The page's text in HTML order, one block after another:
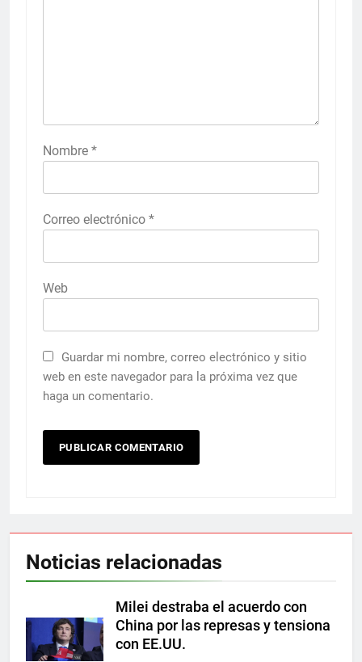
Nombre *
Correo electrónico *
Web
Guardar mi nombre, correo electrónico y sitio
web en este navegador para la próxima vez que
haga un comentario.
Noticias relacionadas
Milei destraba el acuerdo con
China por las represas y tensiona
con EE.UU.